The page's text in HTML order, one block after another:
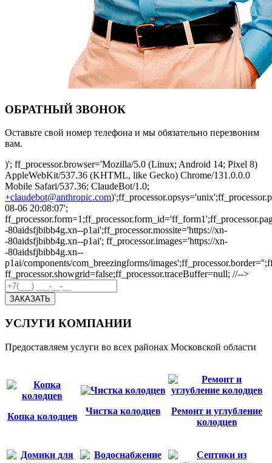
ОБРАТНЫЙ ЗВОНОК
Оставьте свой номер телефона и мы обязательно перезвоним
вам.
)'; ff_processor.browser='Mozilla/5.0 (Linux; Android 14; Pixel 8)
AppleWebKit/537.36 (KHTML, like Gecko) Chrome/131.0.0.0
Mobile Safari/537.36; ClaudeBot/1.0;
+claudebot@anthropic.com
08-06 20:08:07';
-80aidsfjbibb4g.xn--p1ai';ff_processor.mossite='https://xn-
-80aidsfjbibb4g.xn--p1ai'; ff_processor.images='https://xn-
-80aidsfjbibb4g.xn--
p1ai/components/com_breezingforms/
ff_processor.showgrid=false;ff_processor.traceBuffer=null; //-->
ЗАКАЗАТЬ
УСЛУГИ КОМПАНИИ
Предоставляем услуги во всех районах Московской области
Копка колодцев
Чистка колодцев
Ремонт и углубление
колодцев